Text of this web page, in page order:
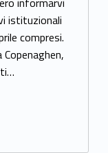
istituzionali
compresi.